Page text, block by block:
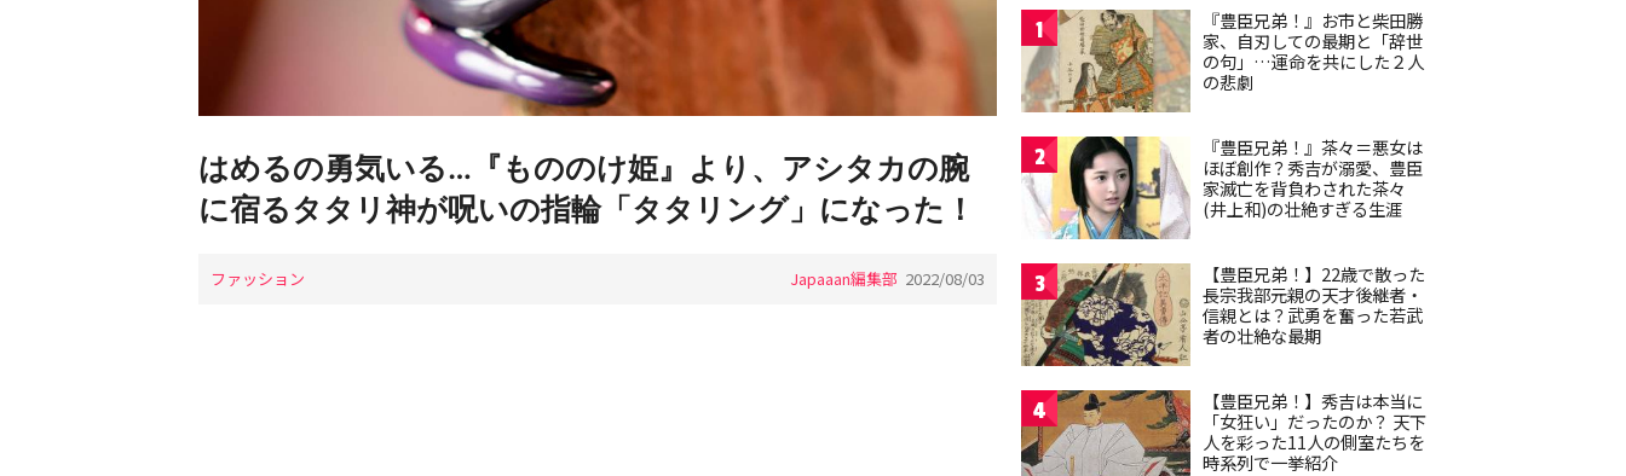
はめるの勇気いる…『もののけ姫』より、アシタカの腕
に宿るタタリ神が呪いの指輪「タタリング」になった！
ファッション Japaaan編集部 2022/08/03
1
『豊臣兄弟！』お市と柴田勝
家、自刃しての最期と「辞世
の句」…運命を共にした２人
の悲劇
2
『豊臣兄弟！』茶々＝悪女は
ほぼ創作？秀吉が溺愛、豊臣
家滅亡を背負わされた茶々
(井上和)の壮絶すぎる生涯
3
【豊臣兄弟！】22歳で散った
長宗我部元親の天才後継者・
信親とは？武勇を奮った若武
者の壮絶な最期
4
【豊臣兄弟！】秀吉は本当に
「女狂い」だったのか？ 天下
人を彩った11人の側室たちを
時系列で一挙紹介